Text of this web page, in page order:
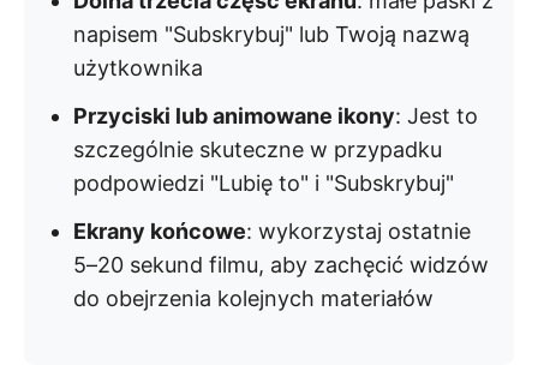
napisem "Subskrybuj" lub Twoją nazwą
użytkownika
Przyciski lub animowane ikony: Jest to
szczególnie skuteczne w przypadku
podpowiedzi "Lubię to" i "Subskrybuj"
Ekrany końcowe: wykorzystaj ostatnie
5–20 sekund filmu, aby zachęcić widzów
do obejrzenia kolejnych materiałów